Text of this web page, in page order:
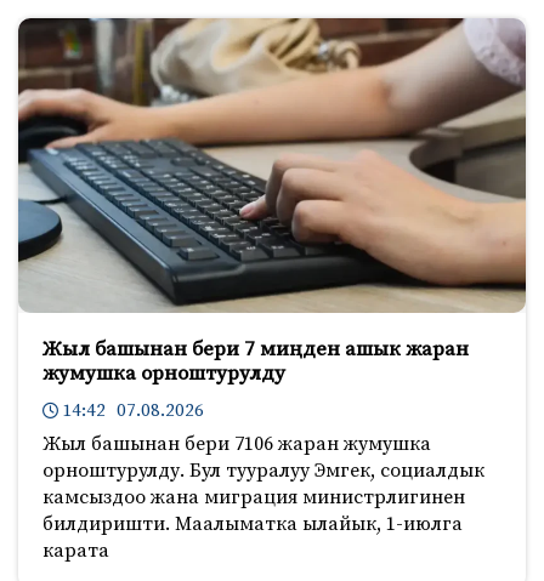
Жыл башынан бери 7 миңден ашык жаран
жумушка орноштурулду
14:42 07.08.2026
Жыл башынан бери 7106 жаран жумушка
орноштурулду. Бул тууралуу Эмгек, социалдык
камсыздоо жана миграция министрлигинен
билдиришти. Маалыматка ылайык, 1-июлга
карата